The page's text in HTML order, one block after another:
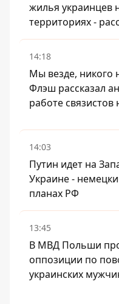
жилья украинцев
территориях -
14:18
Мы везде, никого
Флэш рассказал
работе
14:03
Путин идет на
Украине -
планах РФ
13:45
В МВД Польши
оппозиции по
украинских